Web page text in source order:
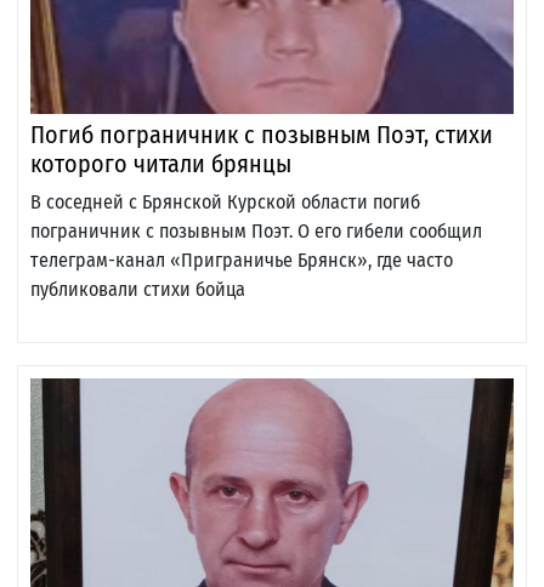
Погиб пограничник с позывным Поэт, стихи
которого читали брянцы
В соседней с Брянской Курской области погиб
пограничник с позывным Поэт. О его гибели сообщил
телеграм-канал «Приграничье Брянск», где часто
публиковали стихи бойца